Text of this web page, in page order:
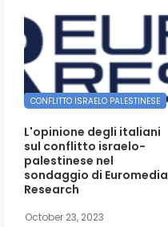
CONFLITTO ISRAELO PALESTINESE
L'opinione degli italiani
sul conflitto israelo-
palestinese nel
sondaggio di Euromedia
Research
October 23, 2023